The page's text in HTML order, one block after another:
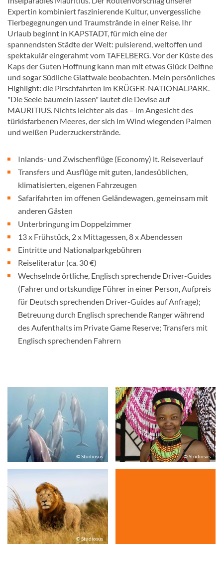
Expertin kombiniert faszinierende Kultur, unvergessliche
Tierbegegnungen und Traumstrände in einer Reise. Ihr
Urlaub beginnt in KAPSTADT, für mich eine der
spannendsten Städte der Welt: pulsierend, weltoffen und
spektakulär eingerahmt vom TAFELBERG. Vor der Küste des
Kaps der Guten Hoffnung kann man mit etwas Glück Delfine
und sogar Südliche Glattwale beobachten. Mein persönliches
Highlight: die Pirschfahrten im KRÜGER-NATIONALPARK.
"Die Seele baumeln lassen" lautet die Devise auf
MAURITIUS. Nichts leichter als das – im Angesicht des
türkisfarbenen Meeres, der sich im Wind wiegenden Palmen
und weißen Puderzuckerstrände.
Inlands- und Zwischenflüge (Economy) lt. Reiseverlauf
Transfers und Ausflüge mit guten, landesüblichen,
klimatisierten, eigenen Fahrzeugen
Safarifahrten im offenen Geländewagen, gemeinsam mit
anderen Gästen
Unterbringung im Doppelzimmer
13 x Frühstück, 2 x Mittagessen, 8 x Abendessen
Eintritte und Nationalparkgebühren
Reiseliteratur (ca. 30 €)
Wechselnde örtliche, Englisch sprechende Driver-Guides
(Fahrer und ortskundige Führer in einer Person, Aufpreis
für Deutsch sprechenden Driver-Guides auf Anfrage);
Betreuung durch Englisch sprechende Ranger während
des Aufenthalts im Private Game Reserve; Transfers mit
Englisch sprechenden Fahrern
© Studiosus © Studiosus
© Studiosus